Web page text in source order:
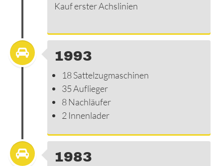
Kauf erster Achslinien
1993
18 Sattelzugmaschinen
35 Auflieger
8 Nachläufer
2 Innenlader
1983